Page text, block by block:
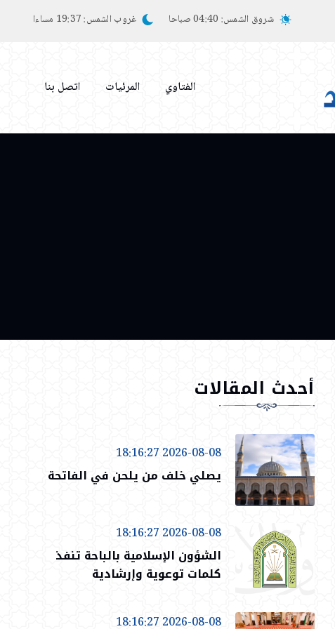
شروق الشمس: 04:40 صباحا غروب الشمس:19:37 مساءا
الفتاوي المرئيات اتصل بنا
أحدث المقالات
2026-08-08 18:16:27
يصلي خلف من يلحن في الفاتحة
2026-08-08 18:16:27
الشؤون الإسلامية بالباحة تنفذ
كلمات توعوية وإرشادية
2026-08-08 18:16:27